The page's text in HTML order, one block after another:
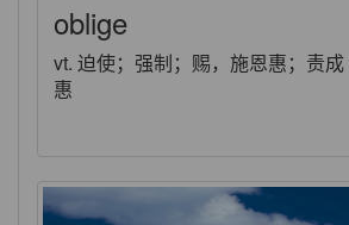
oblige
vt. 迫使；强制；赐，施恩惠；责
惠